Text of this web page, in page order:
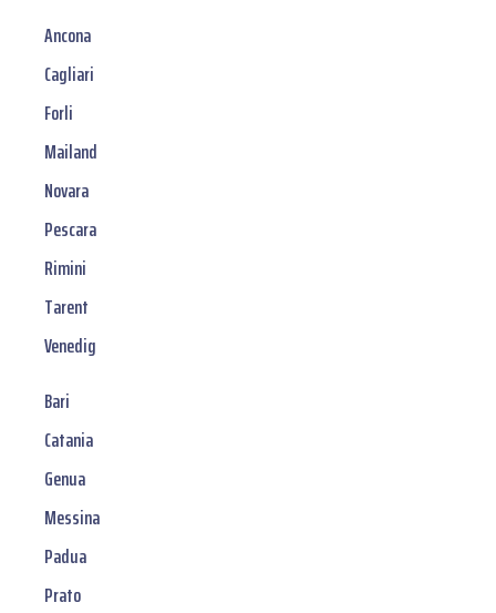
Ancona
Cagliari
Forli
Mailand
Novara
Pescara
Rimini
Tarent
Venedig
Bari
Catania
Genua
Messina
Padua
Prato